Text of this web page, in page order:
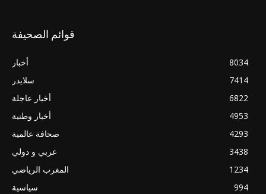
قوائم الصحيفة
أخبار
8034
سلايدر
7414
أخبار عاجلة
6822
أخبار وطنية
4953
صحافة عالمية
4293
عربي و دولي
3438
المغرب الرياضي
1234
سياسية
994